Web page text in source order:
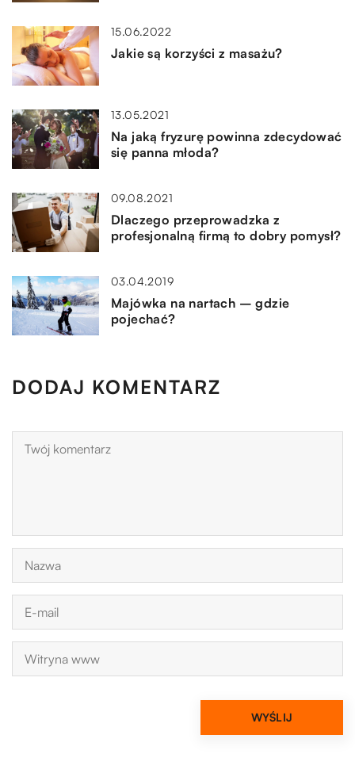
15.06.2022
Jakie są korzyści z masażu?
13.05.2021
Na jaką fryzurę powinna zdecydować
się panna młoda?
09.08.2021
Dlaczego przeprowadzka z
profesjonalną firmą to dobry pomysł?
03.04.2019
Majówka na nartach – gdzie
pojechać?
DODAJ KOMENTARZ